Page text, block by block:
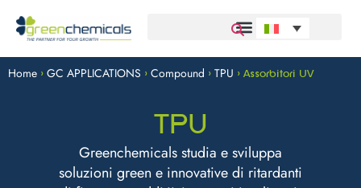
Home > GC APPLICATIONS > Compound > TPU > Assorbitori UV
TPU
Greenchemicals studia e sviluppa
soluzioni green e innovative di ritardanti